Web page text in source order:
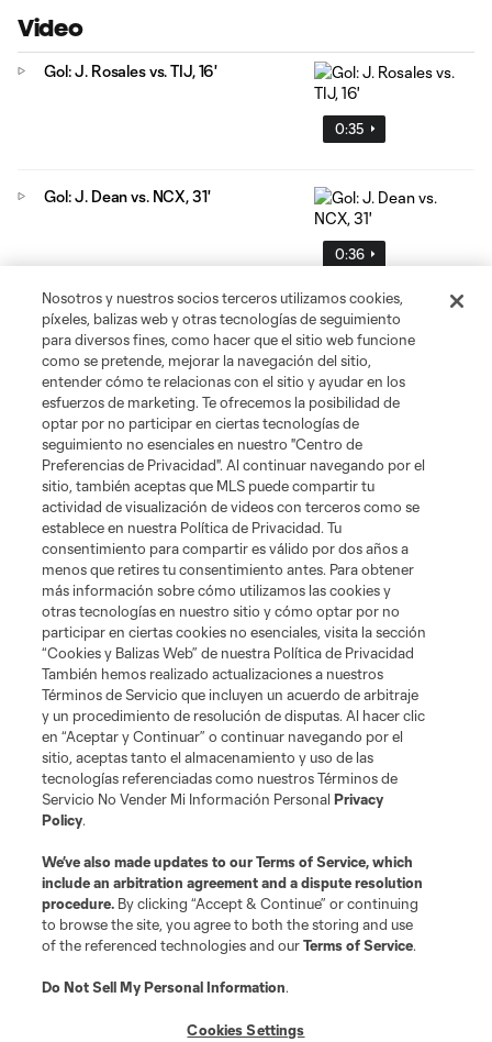
Video
0:35
Gol: J. Rosales vs. TIJ, 16'
0:36
Gol: J. Dean vs. NCX, 31'
0:54
Gol: N. Cavallo vs. SAN, 66'
1:04
Gol: T. Gray vs SAN, 50'
Acerca de MLS
Social
Tienda
Club Sites
Nosotros y nuestros socios terceros utilizamos cookies,
píxeles, balizas web y otras tecnologías de seguimiento
para diversos fines, como hacer que el sitio web funcione
como se pretende, mejorar la navegación del sitio,
entender cómo te relacionas con el sitio y ayudar en los
esfuerzos de marketing. Te ofrecemos la posibilidad de
optar por no participar en ciertas tecnologías de
seguimiento no esenciales en nuestro "Centro de
Preferencias de Privacidad". Al continuar navegando por el
sitio, también aceptas que MLS puede compartir tu
actividad de visualización de videos con terceros como se
establece en nuestra Política de Privacidad. Tu
consentimiento para compartir es válido por dos años a
menos que retires tu consentimiento antes. Para obtener
más información sobre cómo utilizamos las cookies y
otras tecnologías en nuestro sitio y cómo optar por no
participar en ciertas cookies no esenciales, visita la sección
“Cookies y Balizas Web” de nuestra Política de Privacidad
También hemos realizado actualizaciones a nuestros
Términos de Servicio que incluyen un acuerdo de arbitraje
y un procedimiento de resolución de disputas. Al hacer clic
en “Aceptar y Continuar” o continuar navegando por el
sitio, aceptas tanto el almacenamiento y uso de las
tecnologías referenciadas como nuestros Términos de
Servicio No Vender Mi Información PersonalPrivacy
Policy.
We’ve also made updates to ourTerms of Service, which
include an arbitration agreement and a dispute resolution
procedure. By clicking “Accept & Continue” or continuing
to browse the site, you agree to both the storing and use
of the referenced technologies and ourTerms of Service.
Do Not Sell My Personal Information.
Cookies Settings